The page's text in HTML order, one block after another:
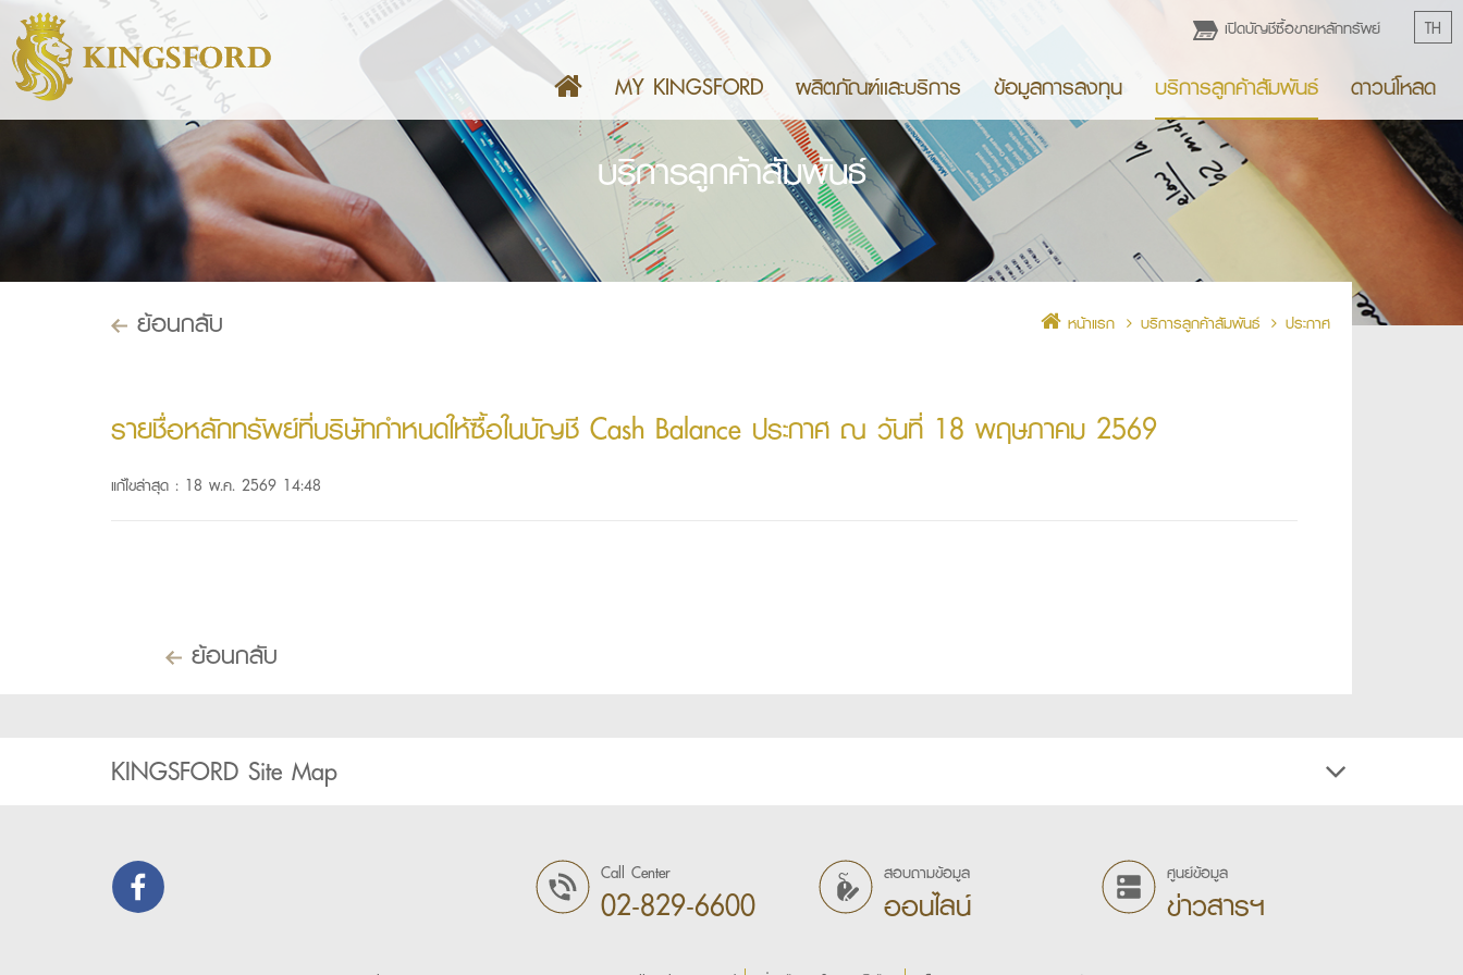
เปิดบัญชีซื้อขายหลักทรัพย์ TH
MY KINGSFORD ผลิตภัณฑ์เเละบริการ ข้อมูลการลงทุน บริการลูกค้าสัมพันธ์ ดาวน์โหลด
บริการลูกค้าสัมพันธ์
ย้อนกลับ หน้าแรก บริการลูกค้าสัมพันธ์ ประกาศ
รายชื่อหลักทรัพย์ที่บริษัทกำหนดให้ซื้อในบัญชี Cash Balance ประกาศ ณ วันที่ 18 พฤษภาคม 2569
แก้ไขล่าสุด : 18 พ.ค. 2569 14:48
ย้อนกลับ
KINGSFORD Site Map
Call Center
02-829-6600
สอบถามข้อมูล
ออนไลน์
ศูนย์ข้อมูล
ข่าวสารฯ